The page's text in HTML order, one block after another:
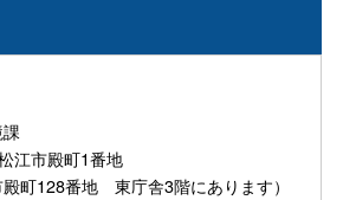
課
江市殿町1番地
殿町128番地 東庁舎3階にあります）